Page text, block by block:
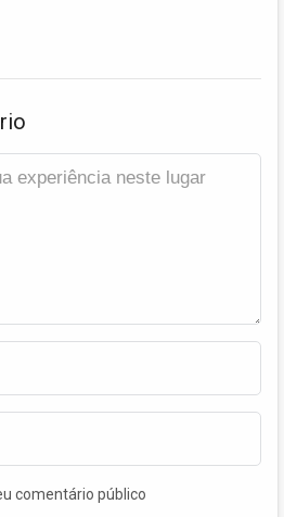
comentário público